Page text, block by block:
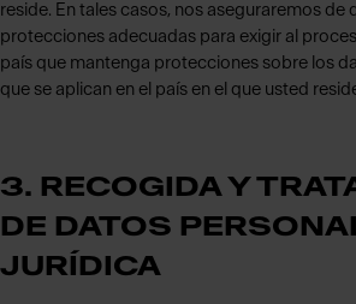
reside. En tales casos, nos aseguraremos de
protecciones adecuadas para exigir al
país que mantenga protecciones sobre los
que se aplican en el país en el que usted
3. RECOGIDA Y
DE DATOS
JURÍDICA